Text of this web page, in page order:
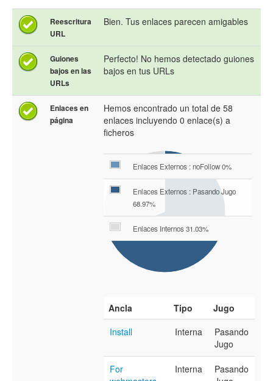
Reescritura
URL
Bien. Tus enlaces parecen amigables
Guiones
bajos en las
URLs
Perfecto! No hemos detectado guiones
bajos en tus URLs
Enlaces en
página
Hemos encontrado un total de 58
enlaces incluyendo 0 enlace(s) a
ficheros
Enlaces Externos : noFollow 0%
Enlaces Externos : Pasando Jugo
68.97%
Enlaces Internos 31.03%
Ancla Tipo
Jugo
Install
Interna
Pasando
Jugo
For
Interna
Pasando